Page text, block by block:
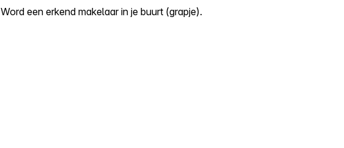
Word een erkend makelaar in je buurt (grapje).